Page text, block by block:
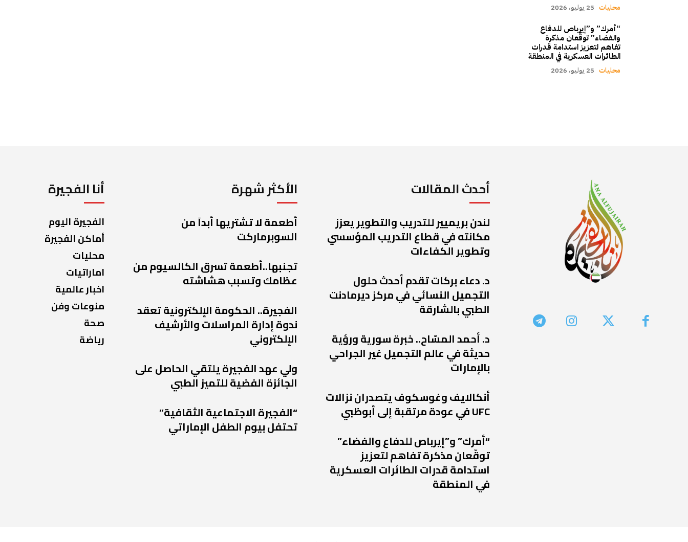
محليات 25 يوليو، 2026
“أمرك” و”إيرباص للدفاع
والفضاء” توقّعان مذكرة
تفاهم لتعزيز استدامة قدرات
الطائرات العسكرية في المنطقة
محليات 25 يوليو، 2026
أنا الفجيرة
الفجيرة اليوم
أماكن الفجيرة
محليات
اماراتيات
اخبار عالمية
منوعات وفن
صحة
رياضة
الأكثر شهرة
أطعمة لا تشتريها أبداً من
السوبرماركت
تجنبها..أطعمة تسرق الكالسيوم من
عظامك وتسبب هشاشته
الفجيرة.. الحكومة الإلكترونية تعقد
ندوة إدارة المراسلات والأرشيف
الإلكتروني
ولي عهد الفجيرة يلتقي الحاصل على
الجائزة الفضية للتميز الطبي
“الفجيرة الاجتماعية الثقافية”
تحتفل بيوم الطفل الإماراتي
أحدث المقالات
لندن بريميير للتدريب والتطوير يعزز
مكانته في قطاع التدريب المؤسسي
وتطوير الكفاءات
د. دعاء بركات تقدم أحدث حلول
التجميل النسائي في مركز ديرمادنت
الطبي بالشارقة
د. أحمد المسّاح.. خبرة سورية ورؤية
حديثة في عالم التجميل غير الجراحي
بالإمارات
أنكالايف وغوسكوف يتصدران نزالات
UFC في عودة مرتقبة إلى أبوظبي
“أمرك” و”إيرباص للدفاع والفضاء”
توقّعان مذكرة تفاهم لتعزيز
استدامة قدرات الطائرات العسكرية
في المنطقة